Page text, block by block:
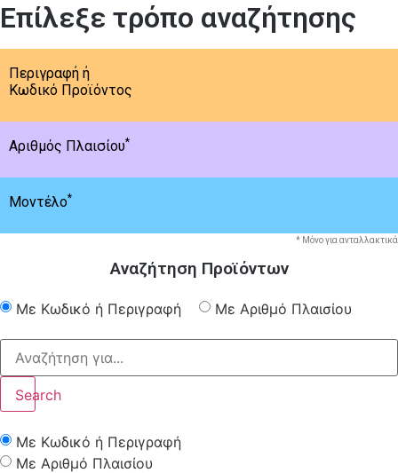
Επίλεξε τρόπο αναζήτησης
Περιγραφή ή
Κωδικό Προϊόντος
Αριθμός Πλαισίου*
Μοντέλο*
* Μόνο για ανταλλακτικά
Αναζήτηση Προϊόντων
Με Κωδικό ή Περιγραφή Με Αριθμό Πλαισίου
Search
Με Κωδικό ή Περιγραφή
Με Αριθμό Πλαισίου